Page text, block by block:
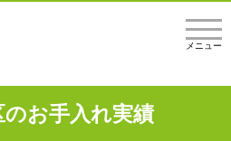
メニュー
お手入れ実績